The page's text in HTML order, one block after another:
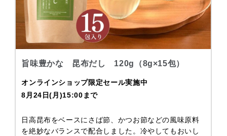
旨味豊かな 昆布だし 120g（8g×15包）
オンラインショップ限定セール実施中
8月24日(月)15:00まで
日高昆布をベースにさば節、かつお節などの風味原料
を絶妙なバランスで配合しました。冷やしてもおいし